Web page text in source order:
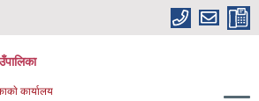
कार्यालय